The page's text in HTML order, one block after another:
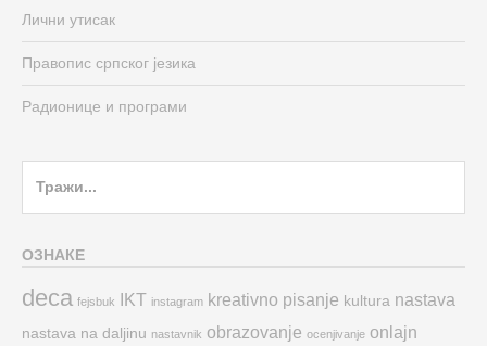
Лични утисак
Правопис српског језика
Радионице и програми
ОЗНАКЕ
deca fejsbuk IKT instagram kreativno pisanje kultura nastava
nastava na daljinu nastavnik obrazovanje ocenjivanje onlajn